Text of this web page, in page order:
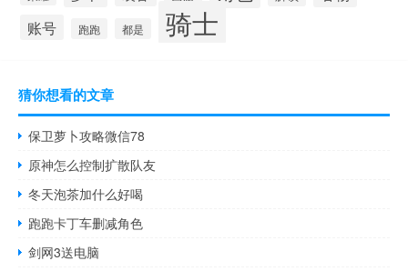
账号 跑跑 都是 骑士
猜你想看的文章
保卫萝卜攻略微信78
原神怎么控制扩散队友
冬天泡茶加什么好喝
跑跑卡丁车删减角色
剑网3送电脑